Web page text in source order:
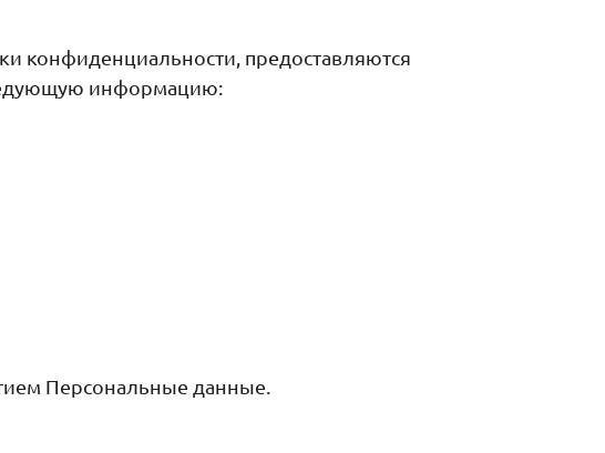
конфиденциальности, предоставляются
информацию:
Персональные данные.